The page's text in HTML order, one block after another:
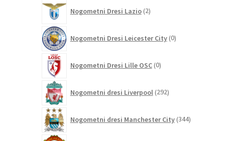
Nogometni Dresi Lazio 2izdelka
Nogometni Dresi Leicester City 0izdelkov
Nogometni Dresi Lille OSC 0izdelkov
Nogometni dresi Liverpool 292izdelkov
Nogometni dresi Manchester City 344izdelkov